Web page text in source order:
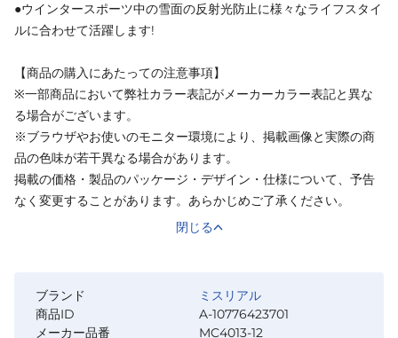
●ウインタースポーツ中の雪面の反射光防止に様々なライフスタイ
ルに合わせて活躍します!
【商品の購入にあたっての注意事項】
※一部商品において弊社カラー表記がメーカーカラー表記と異な
る場合がございます。
※ブラウザやお使いのモニター環境により、掲載画像と実際の商
品の色味が若干異なる場合があります。
掲載の価格・製品のパッケージ・デザイン・仕様について、予告
なく変更することがあります。あらかじめご了承ください。
閉じる
ブランド
ミスリアル
商品ID
A-10776423701
メーカー品番
MC4013-12